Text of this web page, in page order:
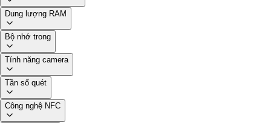
Dung lượng RAM
Bộ nhớ trong
Tính năng camera
Tần số quét
Công nghệ NFC